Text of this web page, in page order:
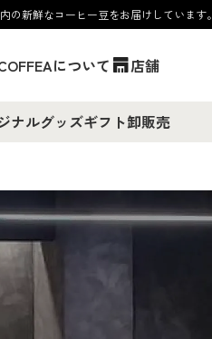
の新鮮なコーヒー豆をお届けしています。
について 店舗
ナルグッズギフト卸販売